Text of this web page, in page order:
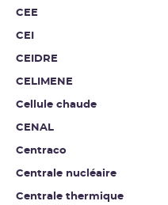
CEE
CEI
CEIDRE
CELIMENE
Cellule chaude
CENAL
Centraco
Centrale nucléaire
Centrale thermique